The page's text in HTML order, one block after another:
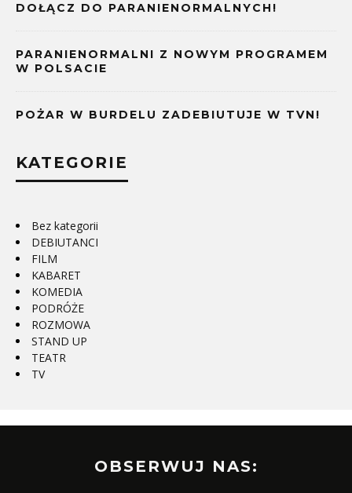
DOŁĄCZ DO PARANIENORMALNYCH!
PARANIENORMALNI Z NOWYM PROGRAMEM
W POLSACIE
POŻAR W BURDELU ZADEBIUTUJE W TVN!
KATEGORIE
Bez kategorii
DEBIUTANCI
FILM
KABARET
KOMEDIA
PODRÓŻE
ROZMOWA
STAND UP
TEATR
TV
OBSERWUJ NAS: